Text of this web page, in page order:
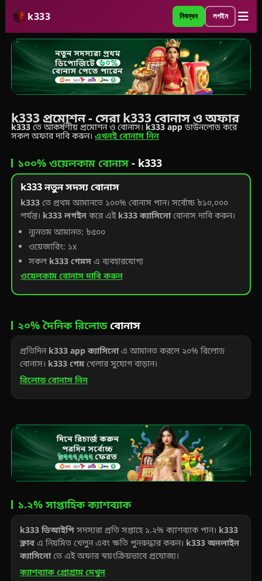
k333 নিবন্ধন লগইন
k333 প্রমোশন - সেরা k333 বোনাস ও অফার
k333 তে আকর্ষণীয় প্রমোশন ও বোনাস। k333 appডাউনলোড করে
সকল অফার দাবি করুন। এখনই বোনাস নিন
১০০% ওয়েলকাম বোনাস - k333
k333 নতুন সদস্য বোনাস
k333 তে প্রথম আমানতে ১০০% বোনাস পান। সর্বোচ্চ ৳১০,০০০
পর্যন্ত। k333 লগইন করে এই k333 ক্যাসিনোবোনাস দাবি করুন।
ন্যূনতম আমানত: ৳৫০০
ওয়েজারিং: ১x
সকল k333 গেমস এ ব্যবহারযোগ্য
ওয়েলকাম বোনাস দাবি করুন
২০% দৈনিক রিলোডবোনাস
প্রতিদিন k333 app ক্যাসিনোএ আমানত করলে ২০% রিলোড
বোনাস। k333 গেমখেলার সুযোগ বাড়ান।
রিলোড বোনাস নিন
১.২% সাপ্তাহিক ক্যাশব্যাক
k333 ভিআইপি সদস্যরা প্রতি সপ্তাহে ১.২% ক্যাশব্যাক পান। k333
ক্লাব এ নিয়মিত খেলুন এবং ক্ষতি পুনরুদ্ধার করুন। k333 অনলাইন
ক্যাসিনোতে এই অফার স্বয়ংক্রিয়ভাবে প্রযোজ্য।
ক্যাশব্যাক প্রোগ্রাম দেখুন